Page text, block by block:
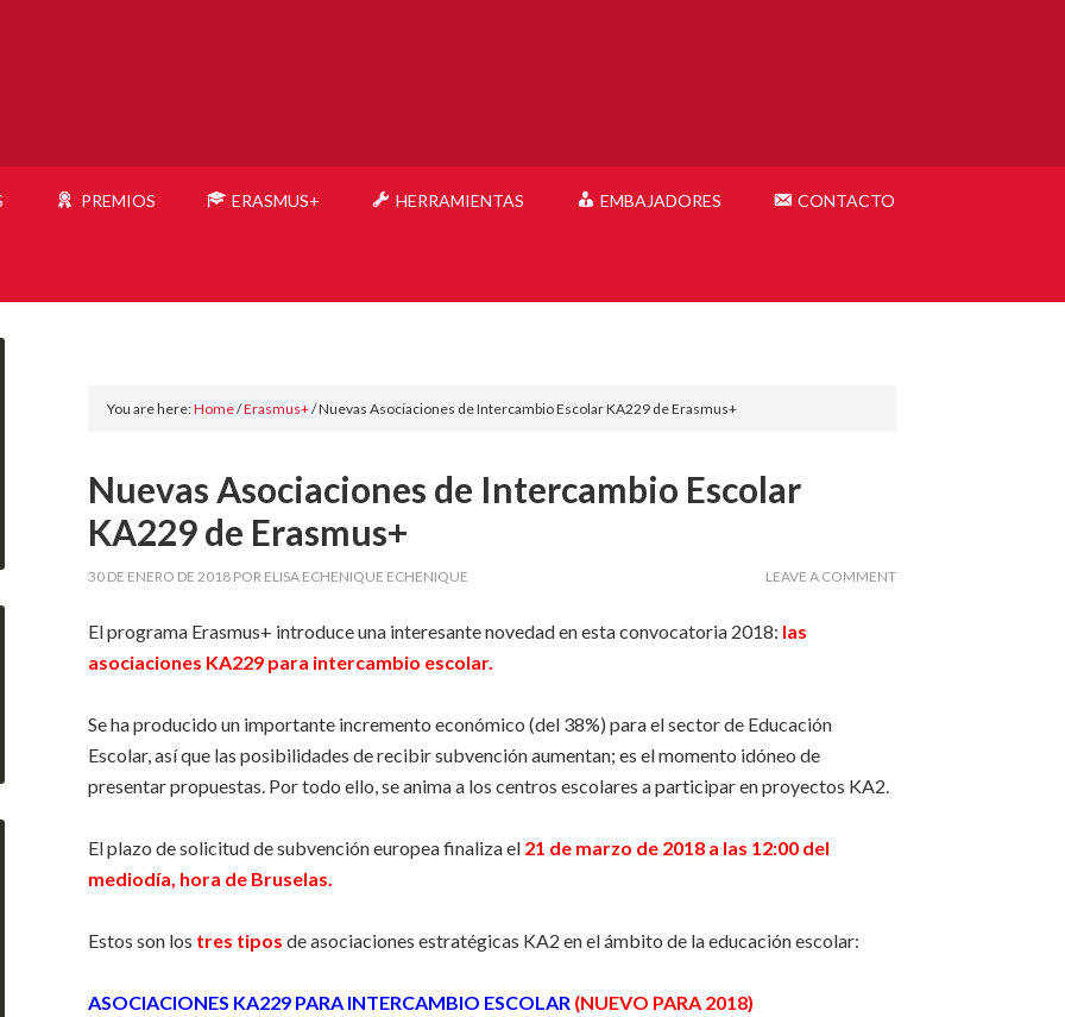
PREMIOS ERASMUS+ HERRAMIENTAS EMBAJADORES CONTACTO
You are here:Home/Erasmus+/Nuevas Asociaciones de Intercambio Escolar KA229 de Erasmus+
Nuevas Asociaciones de Intercambio Escolar
KA229 de Erasmus+
30 DE ENERO DE 2018 POR ELISA ECHENIQUE ECHENIQUE LEAVE A COMMENT
El programa Erasmus+ introduce una interesante novedad en esta convocatoria 2018: las
asociaciones KA229 para intercambio escolar.
Se ha producido un importante incremento económico (del 38%) para el sector de Educación
Escolar, así que las posibilidades de recibir subvención aumentan; es el momento idóneo de
presentar propuestas. Por todo ello, se anima a los centros escolares a participar en proyectos KA2.
El plazo de solicitud de subvención europea finaliza el 21 de marzo de 2018 a las 12:00 del
mediodía, hora de Bruselas.
Estos son los tres tipos de asociaciones estratégicas KA2 en el ámbito de la educación escolar:
ASOCIACIONES KA229 PARA INTERCAMBIO ESCOLAR (NUEVO PARA 2018)